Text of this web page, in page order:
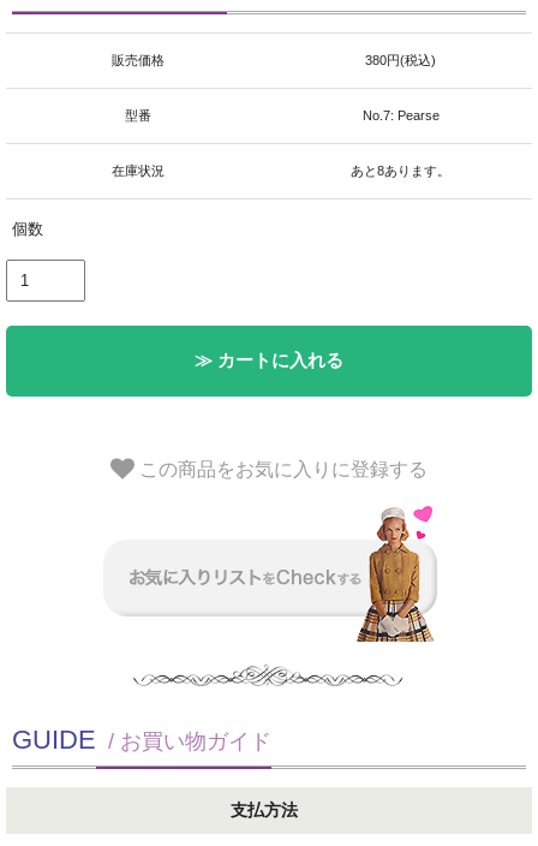
販売価格 380円(税込)
型番 No.7: Pearse
在庫状況 あと8あります。
個数
≫ カートに入れる
この商品をお気に入りに登録する
GUIDE / お買い物ガイド
支払方法